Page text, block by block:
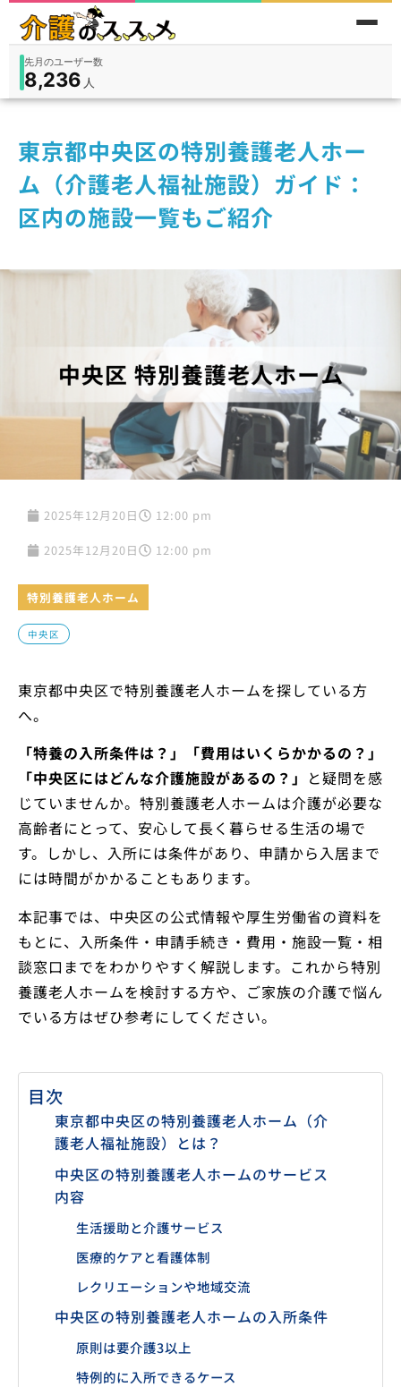
在宅9,360入所3,194
人
累計問い合わせ数
185件
東京都中央区の特別養護老人ホー
ム（介護老人福祉施設）ガイド：
区内の施設一覧もご紹介
2025年12月20日 12:00 pm
2025年12月20日 12:00 pm
特別養護老人ホーム
中央区
東京都中央区で特別養護老人ホームを探している方
へ。
「特養の入所条件は？」「費用はいくらかかるの？」
「中央区にはどんな介護施設があるの？」 と疑問を感
じていませんか。特別養護老人ホームは介護が必要な
高齢者にとって、安心して長く暮らせる生活の場で
す。しかし、入所には条件があり、申請から入居まで
には時間がかかることもあります。
本記事では、中央区の公式情報や厚生労働省の資料を
もとに、入所条件・申請手続き・費用・施設一覧・相
談窓口までをわかりやすく解説します。これから特別
養護老人ホームを検討する方や、ご家族の介護で悩ん
でいる方はぜひ参考にしてください。
目次
東京都中央区の特別養護老人ホーム（介
護老人福祉施設）とは？
中央区の特別養護老人ホームのサービス
内容
生活援助と介護サービス
医療的ケアと看護体制
レクリエーションや地域交流
中央区の特別養護老人ホームの入所条件
原則は要介護3以上
特例的に入所できるケース